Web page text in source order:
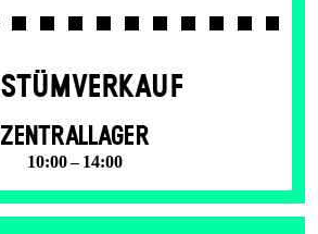
ZENTRALLAGER
10:00 – 14:00